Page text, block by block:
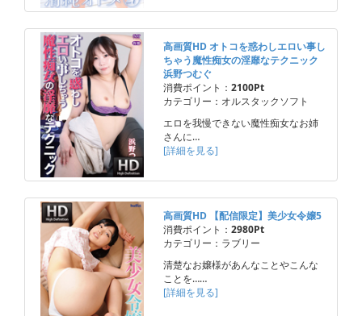
高画質HD オトコを惑わしエロい事し
ちゃう魔性痴女の淫靡なテクニック
浜野つむぐ
消費ポイント： 2100Pt
カテゴリー：オルスタックソフト
エロを我慢できない魔性痴女なお姉
さんに…
[詳細を見る]
高画質HD 【配信限定】美少女令嬢5
消費ポイント： 2980Pt
カテゴリー：ラブリー
清楚なお嬢様があんなことやこんな
ことを……
[詳細を見る]